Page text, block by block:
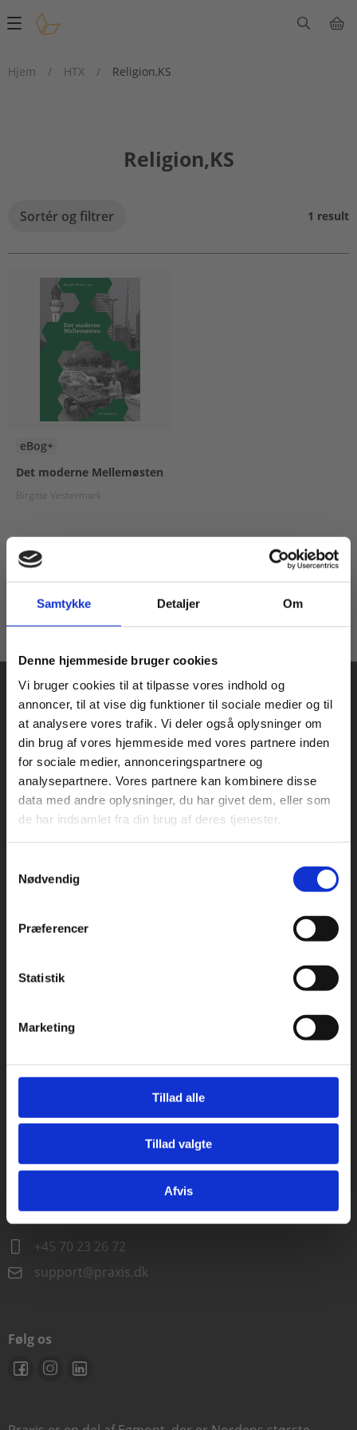
Samtykke Detaljer Om
Denne hjemmeside bruger cookies
Vi bruger cookies til at tilpasse vores indhold og
annoncer, til at vise dig funktioner til sociale medier og til
at analysere vores trafik. Vi deler også oplysninger om
din brug af vores hjemmeside med vores partnere inden
for sociale medier, annonceringspartnere og
analysepartnere. Vores partnere kan kombinere disse
data med andre oplysninger, du har givet dem, eller som
de har indsamlet fra din brug af deres tjenester.
Nødvendig
Præferencer
Statistik
Marketing
Tillad alle
Tillad valgte
Afvis
Main
Hjem
/ HTX / Religion,KS
Religion,KS
Sortér og filtrer 1 result
eBog+
Det moderne Mellemøsten
Birgitte Vestermark
Fra
Praxis Forlag A/S
CVR 41280921
5000 Odense
Rødekro
Hærvejen 8
Alle hverdage kl. 10.00-15.00
Alle hverdage 8.00-15.00
+45 70 23 26 72
support@praxis.dk
Følg os
Køb læremidler og find masterclasses mm.
Fortsæt som:
For privatkunder og
studerende. Du får
vist priser inkl.
For institutioner og
virksomheder. Du
får vist priser ekskl.
Gå til praxisOnline